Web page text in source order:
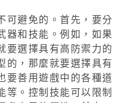
可避免的。首先，要分
器和技能。例如，如果
要選擇具有高防禦力的
的，那麼就要選擇具有
要善用遊戲中的各種道
等。控制技能可以限制